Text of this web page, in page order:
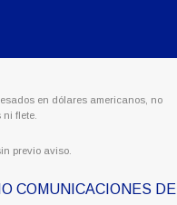
en dólares americanos, no
flete.
previo aviso.
COMUNICACIONES DE